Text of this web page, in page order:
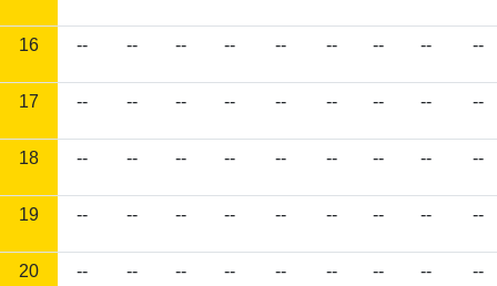
16 -- -- -- -- -- -- -- -- --
17 -- -- -- -- -- -- -- -- --
18 -- -- -- -- -- -- -- -- --
19 -- -- -- -- -- -- -- -- --
20 -- -- -- -- -- -- -- -- --